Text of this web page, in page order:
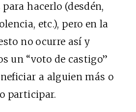
hacerlo (desdén,
etc.), pero en la
no ocurre así y
un “voto de castigo”
a alguien más o
participar.